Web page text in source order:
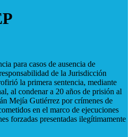
para casos de ausencia de
de la Jurisdicción
la primera sentencia, mediante
al condenar a 20 años de prisión al
Mejía Gutiérrez por crímenes de
en el marco de ejecuciones
forzadas presentadas ilegítimamente